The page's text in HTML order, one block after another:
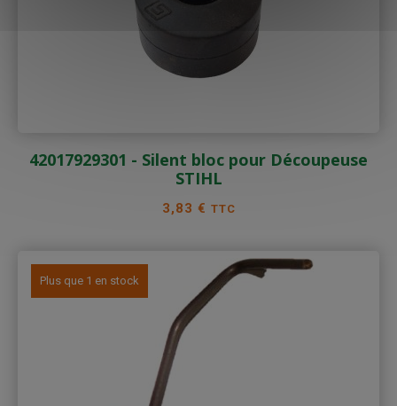
42017929301 - Silent bloc pour Découpeuse
STIHL
Prix
3,83 € TTC
Plus que 1 en stock